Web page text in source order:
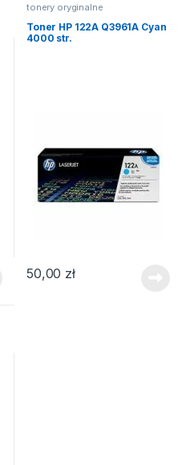
tonery oryginalne
Toner HP 122A Q3961A Cyan
4000 str.
50,00 zł